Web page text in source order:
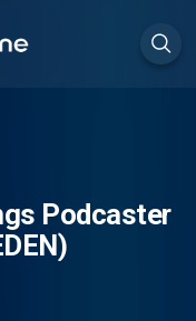
Podcaster